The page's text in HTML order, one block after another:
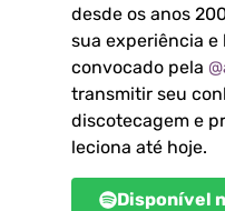
desde os anos
sua experiência
convocado pela
transmitir seu
discotecagem e
leciona até hoje.
Disponível